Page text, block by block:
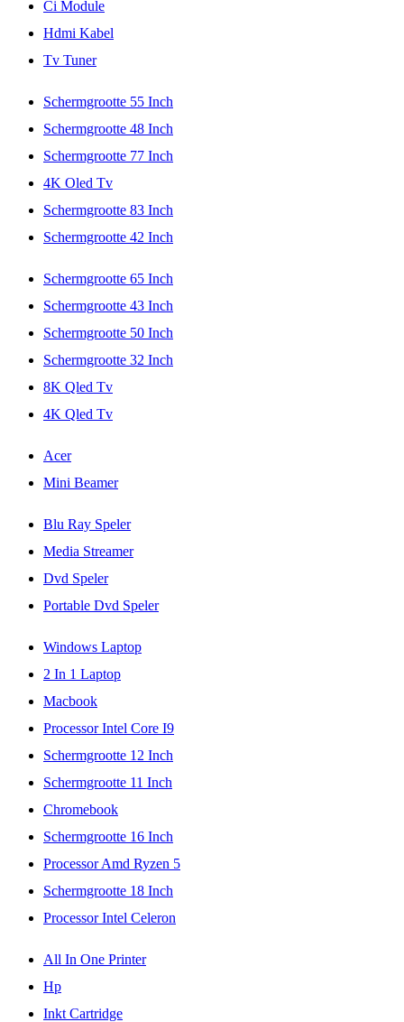
Ci Module
Hdmi Kabel
Tv Tuner
Schermgrootte 55 Inch
Schermgrootte 48 Inch
Schermgrootte 77 Inch
4K Oled Tv
Schermgrootte 83 Inch
Schermgrootte 42 Inch
Schermgrootte 65 Inch
Schermgrootte 43 Inch
Schermgrootte 50 Inch
Schermgrootte 32 Inch
8K Qled Tv
4K Qled Tv
Acer
Mini Beamer
Blu Ray Speler
Media Streamer
Dvd Speler
Portable Dvd Speler
Windows Laptop
2 In 1 Laptop
Macbook
Processor Intel Core I9
Schermgrootte 12 Inch
Schermgrootte 11 Inch
Chromebook
Schermgrootte 16 Inch
Processor Amd Ryzen 5
Schermgrootte 18 Inch
Processor Intel Celeron
All In One Printer
Hp
Inkt Cartridge